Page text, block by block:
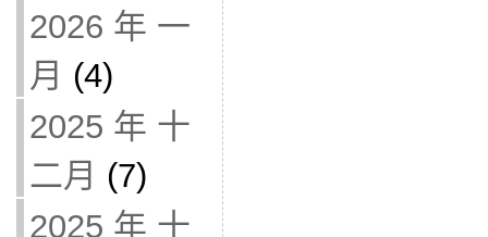
2026 年 一
月 (4)
2025 年 十
二月 (7)
2025 年 十